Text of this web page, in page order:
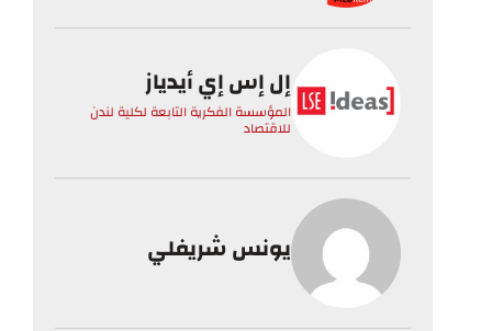
إل إس إي أيدياز
المؤسسة الفكرية التابعة لكلية لندن
للاقتصاد
يونس شريفلي